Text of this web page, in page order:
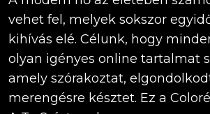
vehet fel, melyek sokszor
kihívás elé. Célunk, hogy
olyan igényes online tartalmat
amely szórakoztat,
merengésre késztet. Ez a